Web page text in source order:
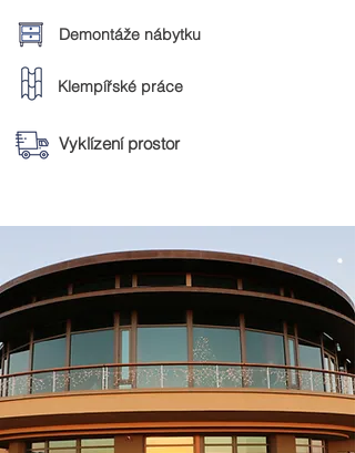
Demontáže nábytku
Klempířské práce
Vyklízení prostor